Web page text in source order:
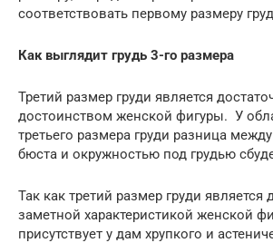
соответствовать первому размеру
Как выглядит грудь 3-го размера
Третий размер груди является
достоинством женской фигуры. У
третьего размера груди разница
бюста и окружностью под грудью
Так как третий размер груди является
заметной характеристикой женской
присутствует у дам хрупкого и